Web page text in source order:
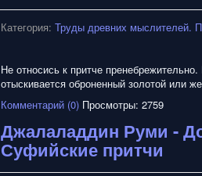
Категория: Труды древних мыслителей.
Не относись к притче
отыскивается оброненный золотой или
Комментарий (0) Просмотры: 2759
Джалаладдин Руми -
Суфийские притчи